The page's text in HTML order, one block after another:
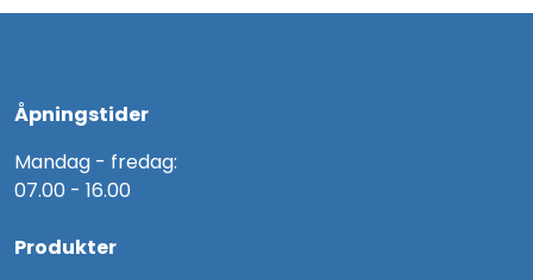
Åpningstider
Mandag - fredag:
07.00 - 16.00
Produkter